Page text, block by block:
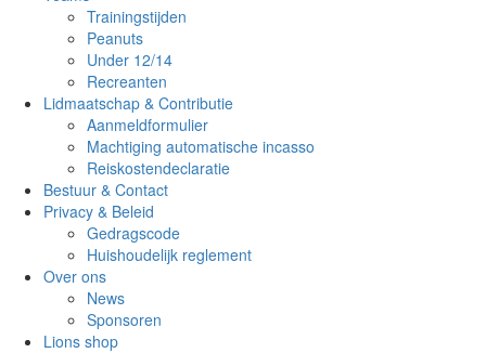
Trainingstijden
Peanuts
Under 12/14
Recreanten
Lidmaatschap & Contributie
Aanmeldformulier
Machtiging automatische incasso
Reiskostendeclaratie
Bestuur & Contact
Privacy & Beleid
Gedragscode
Huishoudelijk reglement
Over ons
News
Sponsoren
Lions shop